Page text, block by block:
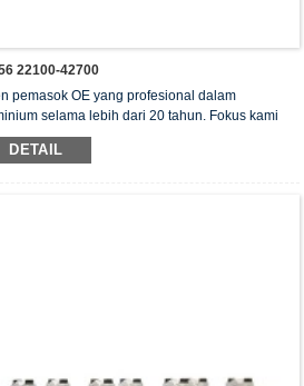
22100-42700
pemasok OE yang profesional dalam
selama lebih dari 20 tahun. Fokus kami
Kepala silinder kami telah memperoleh
silinder dengan penyegelan tinggi",
DETAIL